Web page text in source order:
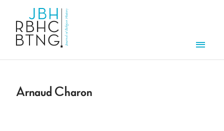
Arnaud Charon